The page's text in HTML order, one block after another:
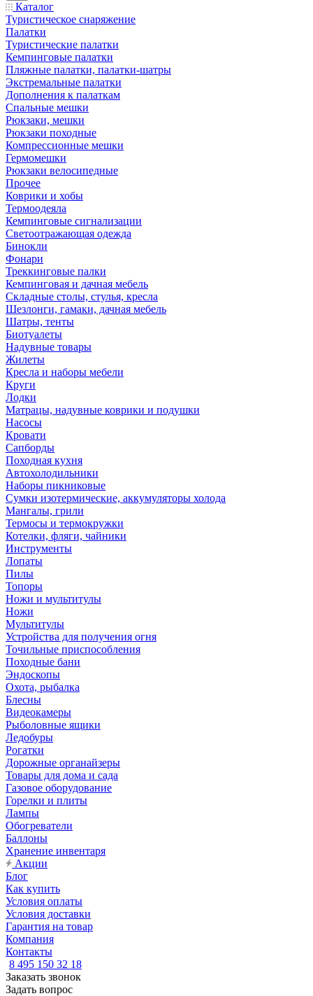
Каталог
Туристическое снаряжение
Палатки
Туристические палатки
Кемпинговые палатки
Пляжные палатки, палатки-шатры
Экстремальные палатки
Дополнения к палаткам
Спальные мешки
Рюкзаки, мешки
Рюкзаки походные
Компрессионные мешки
Гермомешки
Рюкзаки велосипедные
Прочее
Коврики и хобы
Термоодеяла
Кемпинговые сигнализации
Светоотражающая одежда
Бинокли
Фонари
Треккинговые палки
Кемпинговая и дачная мебель
Складные столы, стулья, кресла
Шезлонги, гамаки, дачная мебель
Шатры, тенты
Биотуалеты
Надувные товары
Жилеты
Кресла и наборы мебели
Круги
Лодки
Матрацы, надувные коврики и подушки
Насосы
Кровати
Сапборды
Походная кухня
Автохолодильники
Наборы пикниковые
Сумки изотермические, аккумуляторы холода
Мангалы, грили
Термосы и термокружки
Котелки, фляги, чайники
Инструменты
Лопаты
Пилы
Топоры
Ножи и мультитулы
Ножи
Мультитулы
Устройства для получения огня
Точильные приспособления
Походные бани
Эндоскопы
Охота, рыбалка
Блесны
Видеокамеры
Рыболовные ящики
Ледобуры
Рогатки
Дорожные органайзеры
Товары для дома и сада
Газовое оборудование
Горелки и плиты
Лампы
Обогреватели
Баллоны
Хранение инвентаря
Акции
Блог
Как купить
Условия оплаты
Условия доставки
Гарантия на товар
Компания
Контакты
8 495 150 32 18
Заказать звонок
Задать вопрос